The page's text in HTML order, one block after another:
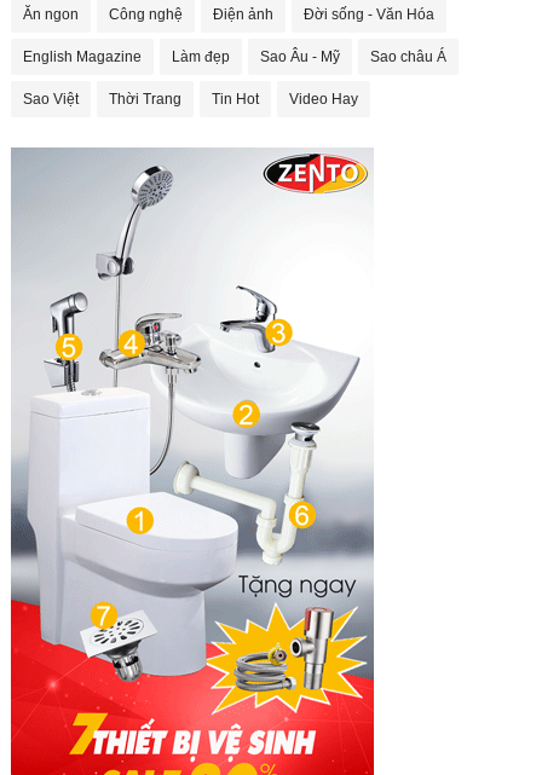
Ăn ngon Công nghệ Điện ảnh Đời sống - Văn Hóa
English Magazine Làm đẹp Sao Âu - Mỹ Sao châu Á
Sao Việt Thời Trang Tin Hot Video Hay